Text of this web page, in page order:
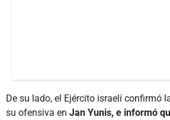
De su lado, el Ejército israelí confirmó
su ofensiva en Jan Yunis, e informó